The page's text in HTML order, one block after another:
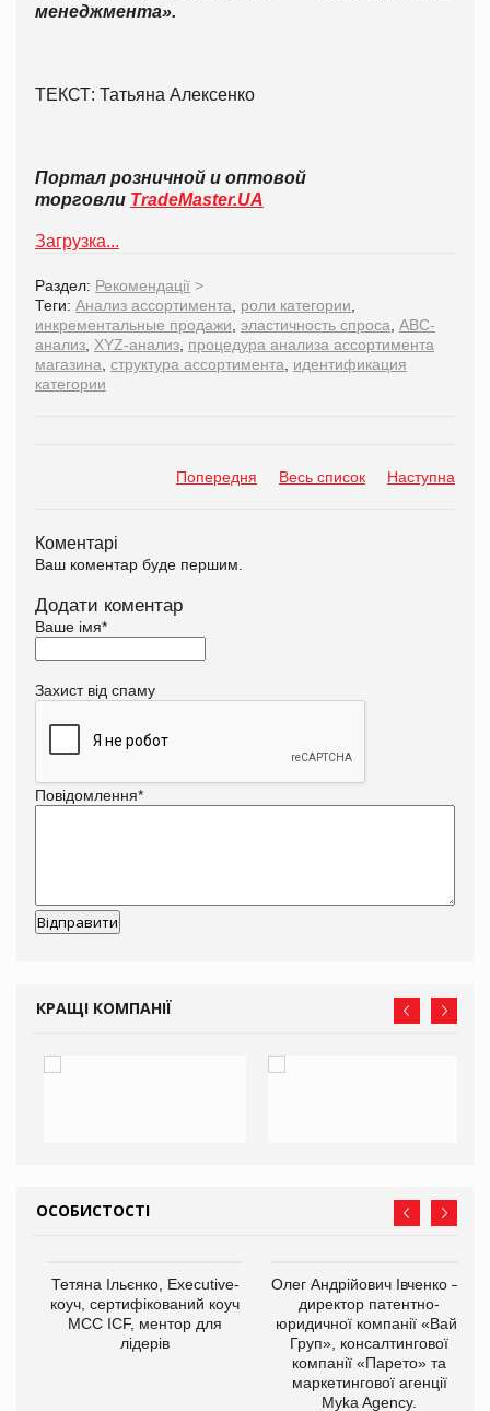
менеджмента».
ТЕКСТ: Татьяна Алексенко
Портал розничной и оптовой
торговли TradeMaster.UA
Загрузка...
Раздел: Рекомендації >
Теги: Анализ ассортимента роли категории
инкрементальные продажи эластичность спроса ABC-
анализ XYZ-анализ процедура анализа ассортимента
магазина структура ассортимента
идентификация
категории
Попередня Весь список Наступна
Коментарі
Ваш коментар буде першим.
Додати коментар
Ваше імя*
Захист від спаму
Повідомлення*
КРАЩІ КОМПАНІЇ
ОСОБИСТОСТІ
Тетяна Ільєнко, Executive-
коуч, сертифікований коуч
МСС ICF, ментор для
лідерів
Олег Андрійович Івченко —
директор патентно-
юридичної компанії «Вайз
Груп», консалтингової
компанії «Парето» та
маркетингової агенції
Myka Agency.